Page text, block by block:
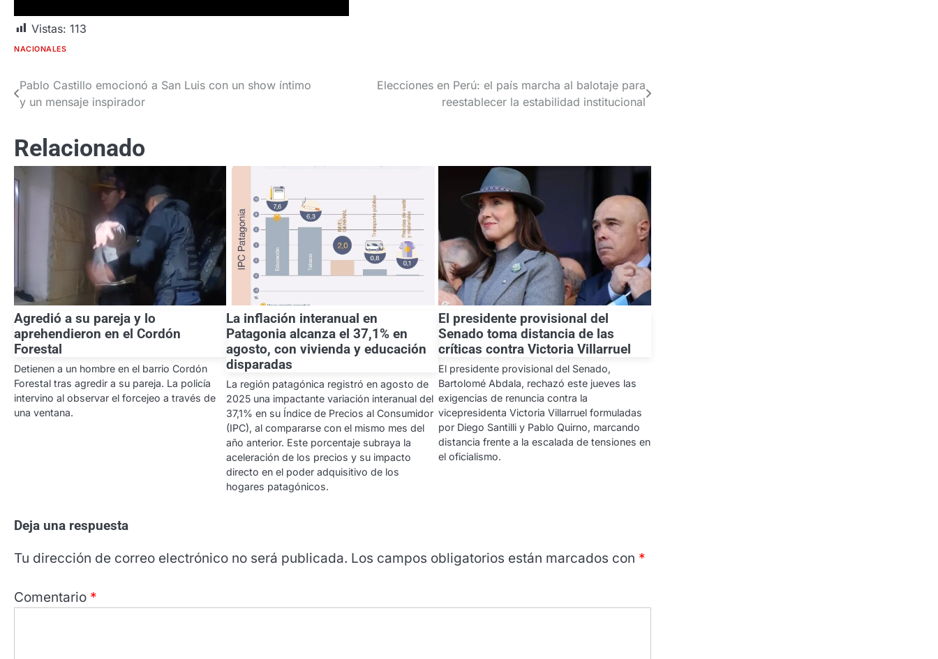
Vistas: 113
NACIONALES
Navegación
de
entradas
Pablo Castillo emocionó a San Luis con un show íntimo
y un mensaje inspirador
Elecciones en Perú: el país marcha al balotaje para
reestablecer la estabilidad institucional
Relacionado
Agredió a su pareja y lo
aprehendieron en el Cordón
Forestal
Detienen a un hombre en el barrio Cordón
Forestal tras agredir a su pareja. La policía
intervino al observar el forcejeo a través de
una ventana.
La inflación interanual en
Patagonia alcanza el 37,1% en
agosto, con vivienda y educación
disparadas
La región patagónica registró en agosto de
2025 una impactante variación interanual del
37,1% en su Índice de Precios al Consumidor
(IPC), al compararse con el mismo mes del
año anterior. Este porcentaje subraya la
aceleración de los precios y su impacto
directo en el poder adquisitivo de los
hogares patagónicos.
El presidente provisional del
Senado toma distancia de las
críticas contra Victoria Villarruel
El presidente provisional del Senado,
Bartolomé Abdala, rechazó este jueves las
exigencias de renuncia contra la
vicepresidenta Victoria Villarruel formuladas
por Diego Santilli y Pablo Quirno, marcando
distancia frente a la escalada de tensiones en
el oficialismo.
Deja una respuesta
Tu dirección de correo electrónico no será publicada. Los campos obligatorios están marcados con *
Comentario *